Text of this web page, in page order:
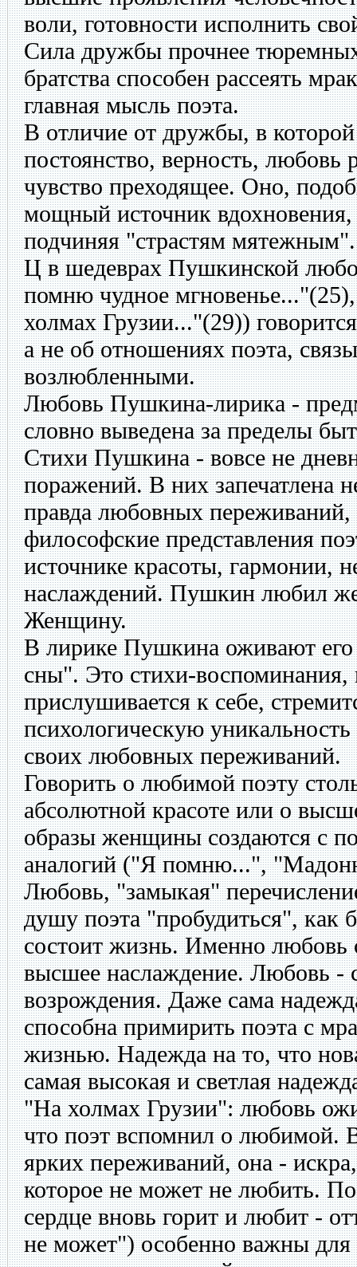
воли, готовности исполнить
Сила дружбы прочнее
братства способен рассеять
главная мысль поэта.
В отличие от дружбы, в
постоянство, верность, любовь
чувство преходящее. Оно,
мощный источник
подчиняя "страстям мятежным".
Ц в шедеврах Пушкинской
помню чудное
холмах Грузии..."(29))
а не об отношениях поэта,
возлюбленными.
Любовь Пушкина-лирика -
словно выведена за пределы
Стихи Пушкина - вовсе не
поражений. В них запечатлена
правда любовных
философские представления
источнике красоты, гармонии,
наслаждений. Пушкин любил
Женщину.
В лирике Пушкина оживают
сны". Это стихи-воспоминания,
прислушивается к себе,
психологическую
своих любовных переживаний.
Говорить о любимой поэту
абсолютной красоте или о
образы женщины создаются с
аналогий ("Я помню...",
Любовь, "замыкая"
душу поэта "пробудиться", как
состоит жизнь. Именно любовь
высшее наслаждение. Любовь -
возрождения. Даже сама
способна примирить поэта с
жизнью. Надежда на то, что
самая высокая и светлая
"На холмах Грузии": любовь
что поэт вспомнил о любимой.
ярких переживаний, она -
которое не может не любить.
сердце вновь горит и любит -
не может") особенно важны